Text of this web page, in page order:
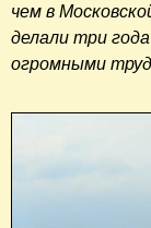
чем в
делали три
огромными